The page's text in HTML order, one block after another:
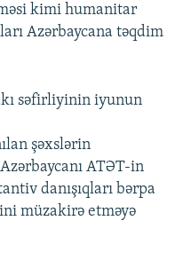
kimi humanitar
Azərbaycana təqdim
səfirliyinin iyunun
şəxslərin
ATƏT-in
danışıqları bərpa
müzakirə etməyə